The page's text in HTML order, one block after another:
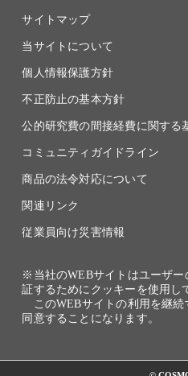
サイトマップ
当サイトについて
個人情報保護方針
不正防止の基本方針
公的研究費の間接経費に関する
コミュニティガイドライン
商品の法令対応について
関連リンク
従業員向け災害情報
※当社のWEBサイトはユーザ
証するためにクッキーを使用し
このWEBサイトの利用を継続
同意することになります。